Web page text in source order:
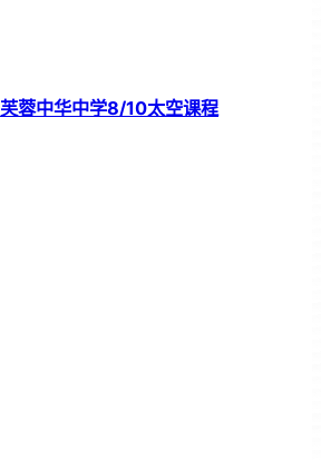
芙蓉中华中学8/10太空课程